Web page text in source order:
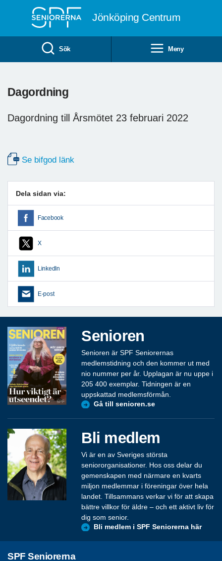
Jönköping Centrum
Sök Meny
Dagordning
Dagordning till Årsmötet 23 februari 2022
Se bifgod länk
Dela sidan via:
Facebook
X
LinkedIn
E-post
Senioren
Senioren är SPF Seniorernas
medlemstidning och den kommer ut med
nio nummer per år. Upplagan är nu uppe i
205 400 exemplar. Tidningen är en
uppskattad medlemsförmån.
Gå till senioren.se
Bli medlem
Vi är en av Sveriges största
seniororganisationer. Hos oss delar du
gemenskapen med närmare en kvarts
miljon medlemmar i föreningar över hela
landet. Tillsammans verkar vi för att skapa
bättre villkor för äldre – och ett aktivt liv för
dig som senior.
Bli medlem i SPF Seniorerna här
SPF Seniorerna